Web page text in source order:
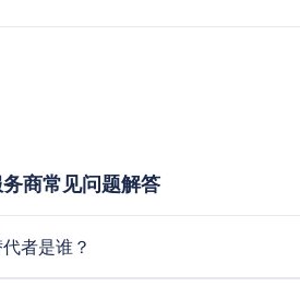
商常见问题解答
者是谁？